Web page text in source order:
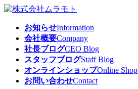
コ
ナ
お知らせInformation
会社概要Company
社長ブログCEO Blog
スタッフブログStaff Blog
オンラインショップOnline Shop
お問い合わせContact